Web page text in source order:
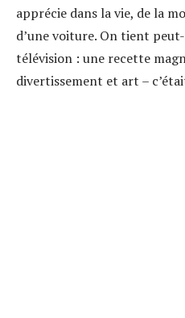
apprécie dans la vie, de la
d’une voiture. On tient
télévision : une recette
divertissement et art –